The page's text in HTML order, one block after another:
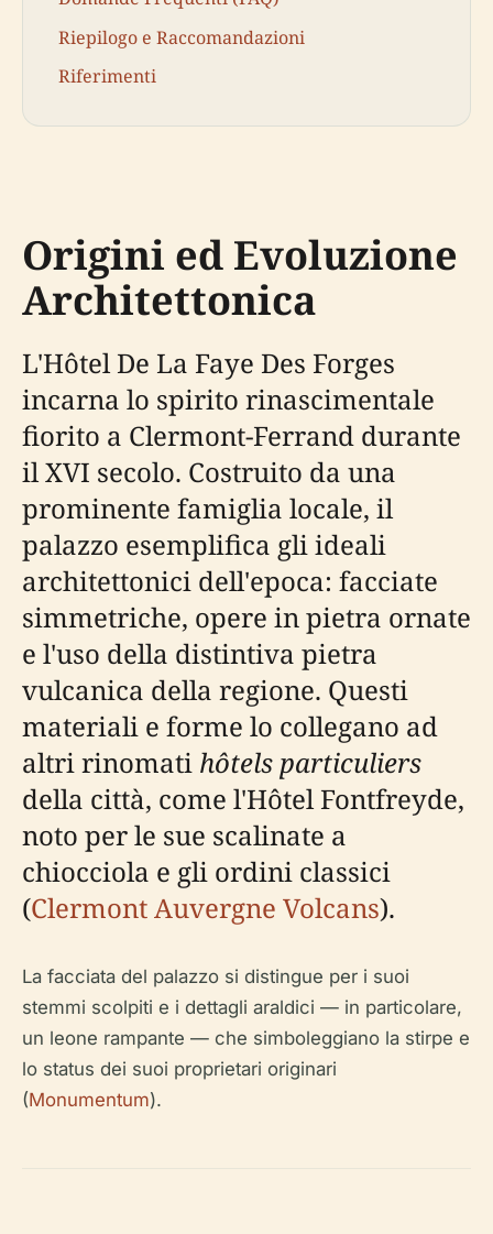
Riepilogo e Raccomandazioni
Riferimenti
Origini ed Evoluzione
Architettonica
L'Hôtel De La Faye Des Forges
incarna lo spirito rinascimentale
fiorito a Clermont-Ferrand durante
il XVI secolo. Costruito da una
prominente famiglia locale, il
palazzo esemplifica gli ideali
architettonici dell'epoca: facciate
simmetriche, opere in pietra ornate
e l'uso della distintiva pietra
vulcanica della regione. Questi
materiali e forme lo collegano ad
altri rinomati hôtels particuliers
della città, come l'Hôtel Fontfreyde,
noto per le sue scalinate a
chiocciola e gli ordini classici
(Clermont Auvergne Volcans).
La facciata del palazzo si distingue per i suoi
stemmi scolpiti e i dettagli araldici — in particolare,
un leone rampante — che simboleggiano la stirpe e
lo status dei suoi proprietari originari
(Monumentum).